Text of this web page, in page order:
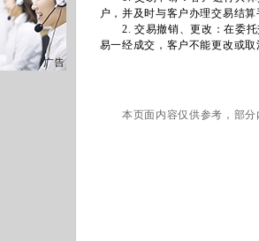
户，并及时与客户办理交易结
2. 交易撤销、更改：在委托
易一经成交，客户不能更改或取
本页面内容仅供参考，部